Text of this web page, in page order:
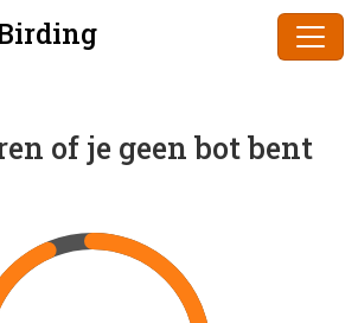
of je geen bot bent